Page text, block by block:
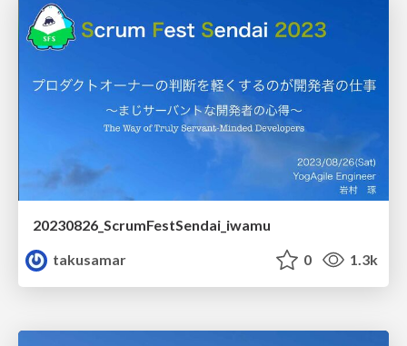
20230826_ScrumFestSendai_iwamu
takusamar
0 1.3k